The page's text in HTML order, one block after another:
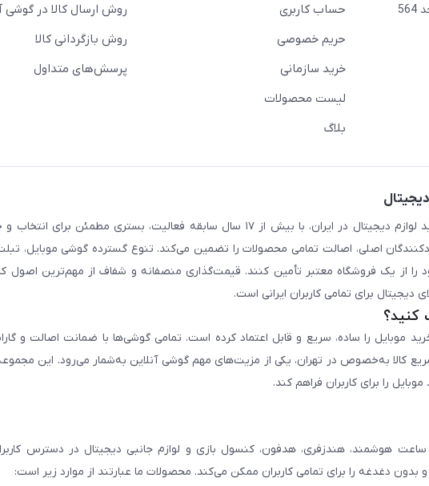
حساب کاربری
حریم خصوصی
خرید سازمانی
لیست محصولات
بلاگ
روش ارسال کالا در گوشی
روش بازگردانی کالا
پرسش‌های متداول
فروشگاه گوشی آنلاین به‌عنوان یکی از مراجع تخصصی خرید لوازم دیجیتال در ایران، با بیش از ۱۷ سال سابقه فعالیت،
اصلی، اصالت تمامی محصولات را تضمین می‌کند. تنوع گسترده گوشی موبایل،
را از یک فروشگاه معتبر تأمین کنند. قیمت‌گذاری منصفانه و شفاف از مهم‌ترین اصول
برای تمامی کاربران ایرانی است.
کنید؟
موبایل را ساده، سریع و قابل اعتماد کرده است. تمامی گوشی‌ها با ضمانت اصالت و
کالا به‌خصوص در تهران، یکی از مزیت‌های مهم گوشی آنلاین به‌شمار می‌رود. این
را برای کاربران فراهم کند.
هوشمند، هندزفری، هدفون، کنسول بازی و لوازم جانبی دیجیتال در دسترس
دغدغه را برای تمامی کاربران ممکن می‌کند. محصولات ما عبارتند از موارد زیر است: